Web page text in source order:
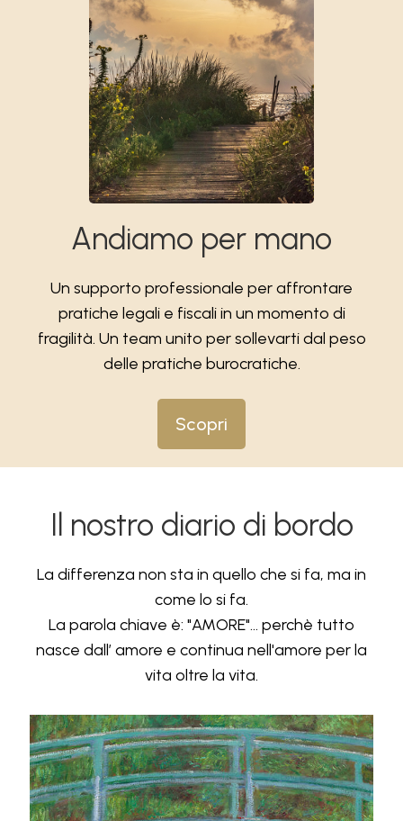
Andiamo per mano
Un supporto professionale per affrontare
pratiche legali e fiscali in un momento di
fragilità. Un team unito per sollevarti dal peso
delle pratiche burocratiche.
Scopri
Il nostro diario di bordo
La differenza non sta in quello che si fa, ma in
come lo si fa.
La parola chiave è: "AMORE"... perchè tutto
nasce dall’ amore e continua nell'amore per la
vita oltre la vita.